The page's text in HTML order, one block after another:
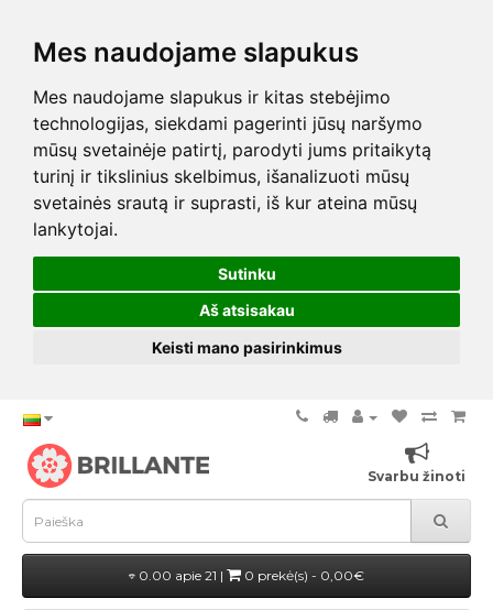
Mes naudojame slapukus
Mes naudojame slapukus ir kitas stebėjimo
technologijas, siekdami pagerinti jūsų naršymo
mūsų svetainėje patirtį, parodyti jums pritaikytą
turinį ir tikslinius skelbimus, išanalizuoti mūsų
svetainės srautą ir suprasti, iš kur ateina mūsų
lankytojai.
Sutinku
Aš atsisakau
Keisti mano pasirinkimus
Svarbu žinoti
0.00 apie 21 | 0 prekė(s) - 0,00€